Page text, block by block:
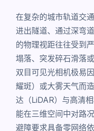
在复杂的城市轨道交
进出隧道、通过深弯
的物理视距往往受到
塌落、突发碎石滑落
双目可见光相机极易
耀斑）或大雾天气而
达（LiDAR）与高清
能在三维空间中对路
避障要求具备零网络